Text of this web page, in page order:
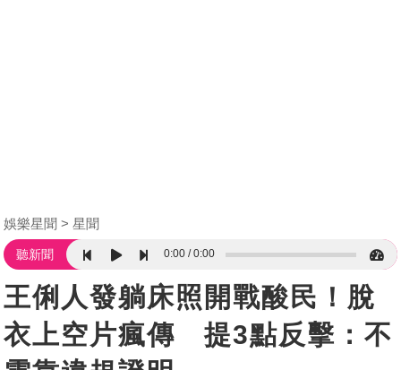
娛樂星聞 星聞
聽新聞 0:00 0:00
王俐人發躺床照開戰酸民！脫
衣上空片瘋傳 提3點反擊：不